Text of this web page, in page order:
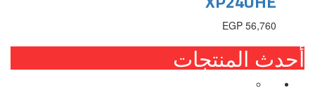
EGP 56,760
أحدث المنتجات